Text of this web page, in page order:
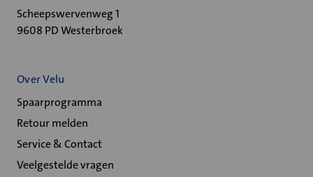
Scheepswervenweg 1
9608 PD Westerbroek
Over Velu
Spaarprogramma
Retour melden
Service & Contact
Veelgestelde vragen